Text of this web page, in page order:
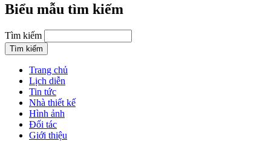
Biểu mẫu tìm kiếm
Tìm kiếm
Trang chủ
Lịch diễn
Tin tức
Nhà thiết kế
Hình ảnh
Đối tác
Giới thiệu